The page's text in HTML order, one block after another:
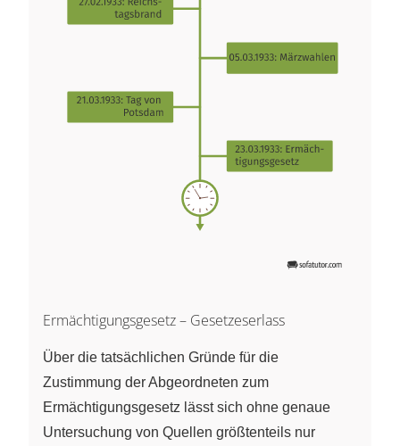
Ermächtigungsgesetz – Gesetzeserlass
Über die tatsächlichen Gründe für die
Zustimmung der Abgeordneten zum
Ermächtigungsgesetz lässt sich ohne genaue
Untersuchung von Quellen größtenteils nur